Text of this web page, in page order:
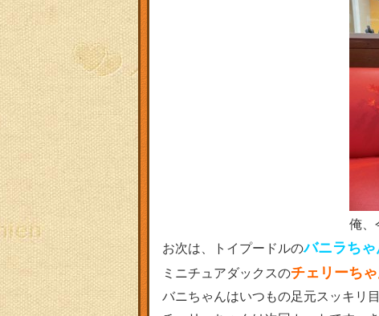
俺、
お次は、トイプードルのバニラちゃ
ミニチュアダックスのチェリーち
バニちゃんはいつもの足元スッキリ